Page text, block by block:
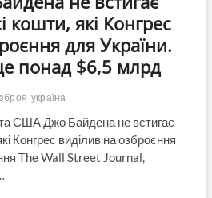
кошти, які Конгрес
для України.
понад $6,5 млрд
зброя україна
США Джо Байдена не встигає
Конгрес виділив на озброєння
The Wall Street Journal,